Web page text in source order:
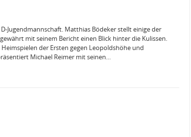
Jugendmannschaft. Matthias Bödeker stellt einige der
mit seinem Bericht einen Blick hinter die Kulissen.
der Ersten gegen Leopoldshöhe und
Michael Reimer mit seinen…